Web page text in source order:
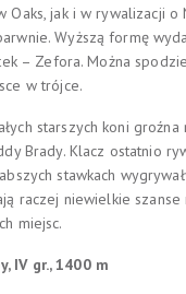
jak i w rywalizacji o
Wyższą formę
– Zefora. Można
w trójce.
starszych koni groźna
Brady. Klacz ostatnio
stawkach
raczej niewielkie
miejsc.
IV gr., 1400 m